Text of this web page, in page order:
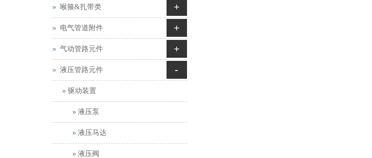
喉箍&扎带类 +
电气管道附件 +
气动管路元件 +
液压管路元件 -
驱动装置
液压泵
液压马达
液压阀